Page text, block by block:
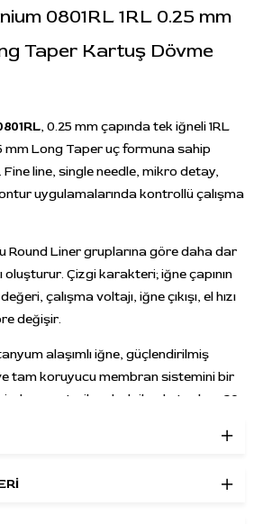
0801RL 1RL 0.25 mm
Taper Kartuş Dövme
, 0.25 mm çapında tek iğneli 1RL
mm Long Taper uç formuna sahip
line, single needle, mikro detay,
uygulamalarında kontrollü çalışma
Round Liner gruplarına göre daha dar
Çizgi karakteri; iğne çapının
çalışma voltajı, iğne çıkışı, el hızı
değişir.
alaşımlı iğne, güçlendirilmiş
tam koruyucu membran sistemini bir
ayrı steril ambalajlarda toplam 20
bulunur.